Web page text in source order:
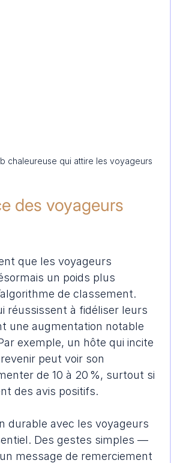
chaleureuse qui attire les voyageurs
des voyageurs
que les voyageurs
un poids plus
de classement.
réussissent à fidéliser leurs
une augmentation notable
exemple, un hôte qui incite
peut voir son
de 10 à 20 %, surtout si
des avis positifs.
durable avec les voyageurs
Des gestes simples —
message de remerciement